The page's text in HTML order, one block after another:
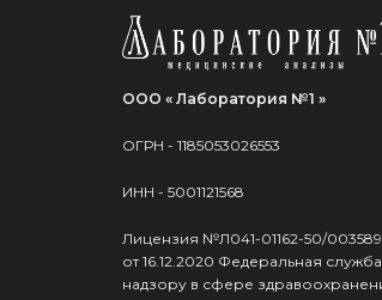
ООО « Лаборатория №1 »
ОГРН - 1185053026553
ИНН - 5001121568
Лицензия №Л041-01162-50/
от 16.12.2020 Федеральная
надзору в сфере